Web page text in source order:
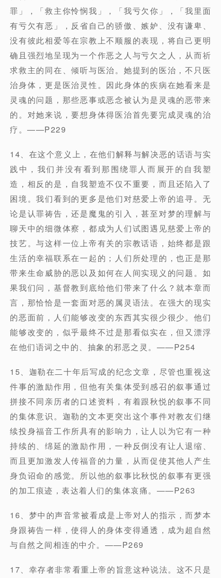
罪」，「救主你怜悯我」，「我亏欠你」，「我里面
有亏欠有恶」，反省自己的骄傲、嫉妒、没有谦卑、
没有彼此相爱等在宗教上不顺服的表现，将自己更明
确且强烈地呈现为一个作恶之人与亏欠之人，从而祈
求救主的同在、倾听与医治。她提到的医治，不只医
治身体，更是医治灵性。因此身体的疾病在她看来是
灵魂的问题，那些恶事或恶念被认为是灵魂的恶带来
的。对她来说，要想身体得医治首先要完成灵魂的治
疗。——P229
14、在这个意义上，在他们解释与解决恶的话语与实
践中，我们并没有看到那围绕罪人而展开的自我塑
造，相反的是，自我塑造不仅不重要，而且还陷入了
困境。我们看到的更多是他们对慈爱上帝的追寻。无
论是认罪祷告，还是魔鬼的引入，甚至对梦的理解与
聊天中的细微体察，都成为人们试图遇见慈爱上帝的
技艺。与这样一位上帝有关的宗教话语，始终都是跟
生活的幸福联系在一起的；人们所处理的，也正是那
带来生命威胁的恶以及如何在人间实现义的问题。如
果我们问，基督教到底给他们带来了什么？就本章而
言，那恰恰是一套面对恶的属灵语法。在强大的现实
的恶面前，人们能够改变的东西其实很少很少。他们
能够改变的，似乎最终不过是那看似实在，但又漂浮
在他们语词之中的、抽象的邪恶之灵。——P254
15、迦勒在二十年后写成的纪念文章，尽管也重视这
件事的激励作用，但他有关集体受到感召的叙事通过
拼接不同亲历者的口述资料，有着跟秋悦的叙事不同
的集体意识。迦勒的文本更突出这个事件对教友们继
续投身福音工作所具有的影响力，让人以为它有一种
持续的、绵延的激励作用，一种反倒没有让人退缩、
而且更加激发人传福音的力量，从而促使其他人产生
身负诏命的感觉。所以他的叙事比秋悦的叙事有更强
的加工痕迹，表达着人们的集体哀痛。——P263
16、梦中的声音常被看成是上帝对人的指示，而梦本
身跟祷告一样，使得人的身体变得通透，成为超自然
与自然之间相连的中介。——P269
17、幸存者非常看重上帝的旨意这种说法。这不只是